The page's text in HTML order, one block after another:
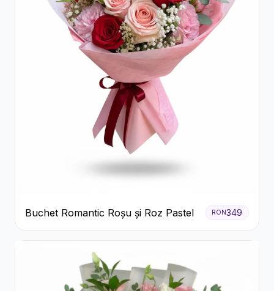
Buchet Romantic Roșu și Roz Pastel RON349